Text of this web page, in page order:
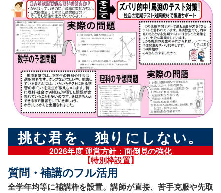
挑む君を、独りにしない。
2026年度 運営方針：面倒見の強化
【特別枠設置】
質問・補講のフル活用
全学年均等に補講枠を設置。講師が直接、苦手克服や先取